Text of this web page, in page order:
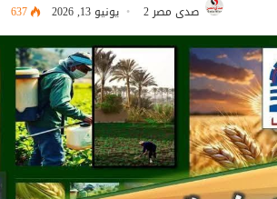
صدى مصر 2 يونيو 13, 2026 637